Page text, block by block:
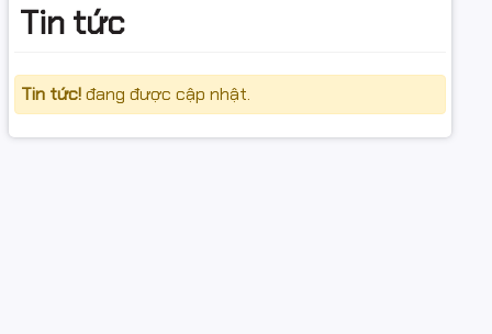
Tin tức
Tin tức!đang được cập nhật.